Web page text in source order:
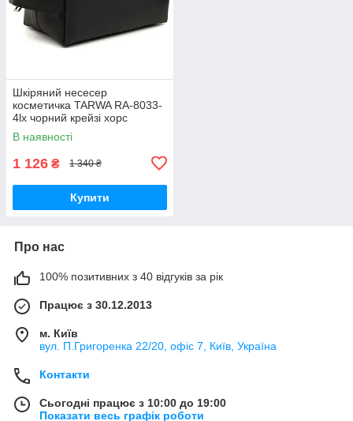
Шкіряний несесер
косметичка TARWA RA-8033-
4lx чорний крейзі хорс
В наявності
1 126 ₴ 1 340 ₴
Купити
Про нас
100% позитивних з 40 відгуків за рік
Працює з 30.12.2013
м. Київ
вул. П.Григоренка 22/20, офіс 7, Київ, Україна
Контакти
Сьогодні працює з 10:00 до 19:00
Показати весь графік роботи